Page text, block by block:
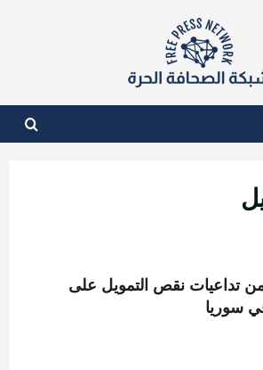
تداعيات نقص التمويل على
سوريا